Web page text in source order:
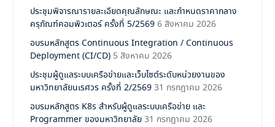
ประชุมพิจารณารายละเอียดคุณลักษณะ และกำหนดราคากลาง
ครุภัณฑ์คอมพิวเตอร์ ครั้งที่ 5/2569 6 สิงหาคม 2026
อบรมหลักสูตร Continuous Integration / Continuous
Deployment (CI/CD) 5 สิงหาคม 2026
ประชุมผู้ดูแลระบบเครือข่ายและเว็บไซต์ระดับหน่วยงานของ
มหาวิทยาลัยนเรศวร ครั้งที่ 2/2569 31 กรกฎาคม 2026
อบรมหลักสูตร K8s สำหรับผู้ดูแลระบบเครือข่าย และ
Programmer ของมหาวิทยาลัย 31 กรกฎาคม 2026